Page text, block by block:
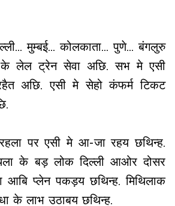
मुम्बई... कोलकाता... पुणे... बंगलुरु
लेल ट्रेन सेवा अछि. सभ मे एसी
अछि. एसी मे सेहो कंफर्म टिकट
पर एसी मे आ-जा रहय छथिन्ह.
के बड़ लोक दिल्ली आओर दोसर
आबि प्लेन पकड़य छथिन्ह. मिथिलाक
के लाभ उठाबय छथिन्ह.